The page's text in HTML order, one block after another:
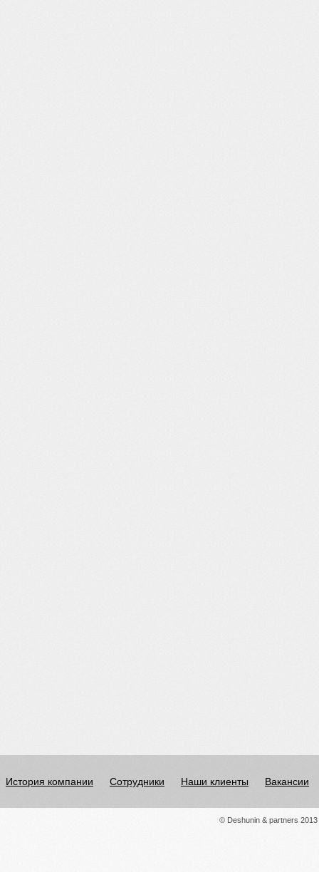
История компании Сотрудники Наши клиенты Вакансии
© Deshunin & partners 2013